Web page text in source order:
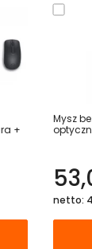
+
Mysz
netto: